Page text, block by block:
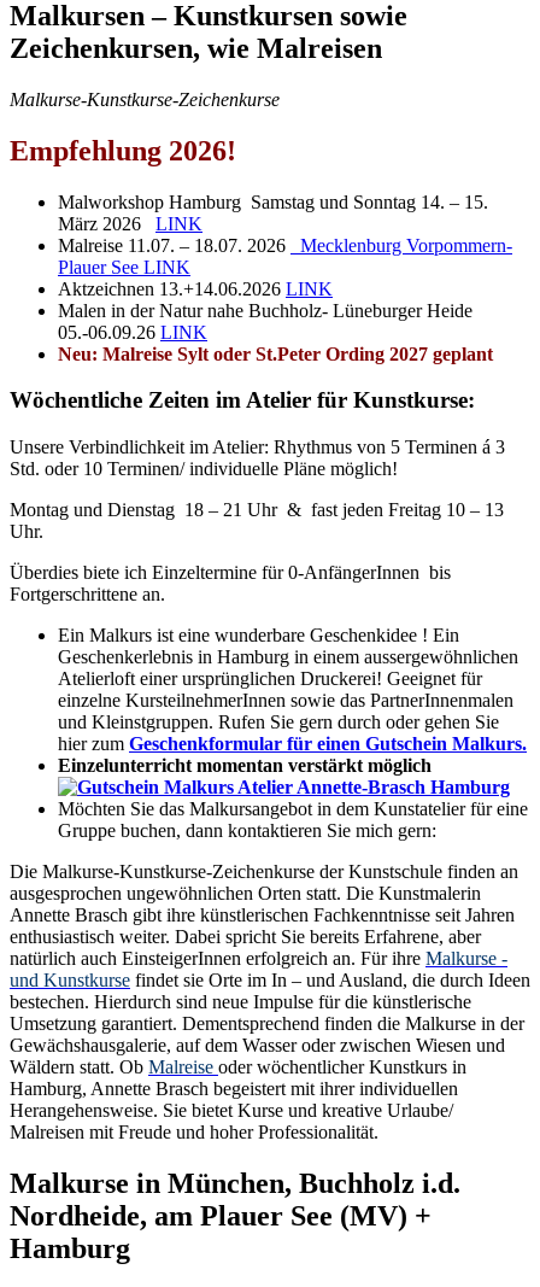
Malkursen – Kunstkursen sowie
Zeichenkursen, wie Malreisen
Malkurse-Kunstkurse-Zeichenkurse
Empfehlung 2026!
Malworkshop Hamburg Samstag und Sonntag 14. – 15.
März 2026 LINK
Malreise 11.07. – 18.07. 2026
Mecklenburg Vorpommern-
Plauer See LINK
Aktzeichnen 13.+14.06.2026 LINK
Malen in der Natur nahe Buchholz- Lüneburger Heide
05.-06.09.26 LINK
Neu: Malreise Sylt oder St.Peter Ording 2027 geplant
Wöchentliche Zeiten im Atelier für Kunstkurse:
Unsere Verbindlichkeit im Atelier: Rhythmus von 5 Terminen á 3
Std. oder 10 Terminen/ individuelle Pläne möglich!
Montag und Dienstag 18 – 21 Uhr & fast jeden Freitag 10 – 13
Uhr.
Überdies biete ich Einzeltermine für 0-AnfängerInnen bis
Fortgerschrittene an.
Ein Malkurs ist eine wunderbare Geschenkidee ! Ein
Geschenkerlebnis in Hamburg in einem aussergewöhnlichen
Atelierloft einer ursprünglichen Druckerei! Geeignet für
einzelne KursteilnehmerInnen sowie das PartnerInnenmalen
und Kleinstgruppen. Rufen Sie gern durch oder gehen Sie
hier zum Geschenkformular für einen Gutschein Malkurs.
Einzelunterricht momentan verstärkt möglich
Möchten Sie das Malkursangebot in dem Kunstatelier für eine
Gruppe buchen, dann kontaktieren Sie mich gern:
Die Malkurse-Kunstkurse-Zeichenkurse der Kunstschule finden an
ausgesprochen ungewöhnlichen Orten statt. Die Kunstmalerin
Annette Brasch gibt ihre künstlerischen Fachkenntnisse seit Jahren
enthusiastisch weiter. Dabei spricht Sie bereits Erfahrene, aber
natürlich auch EinsteigerInnen erfolgreich an. Für ihre Malkurse -
und Kunstkurse findet sie Orte im In – und Ausland, die durch Ideen
bestechen. Hierdurch sind neue Impulse für die künstlerische
Umsetzung garantiert. Dementsprechend finden die Malkurse in der
Gewächshausgalerie, auf dem Wasser oder zwischen Wiesen und
Wäldern statt. Ob Malreise oder wöchentlicher Kunstkurs in
Hamburg, Annette Brasch begeistert mit ihrer individuellen
Herangehensweise. Sie bietet Kurse und kreative Urlaube/
Malreisen mit Freude und hoher Professionalität.
Malkurse in München, Buchholz i.d.
Nordheide, am Plauer See (MV) +
Hamburg